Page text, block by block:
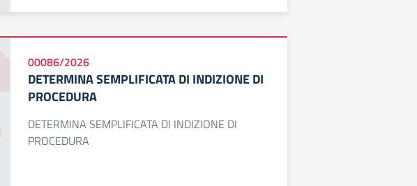
00086/2026
DETERMINA SEMPLIFICATA DI INDIZIONE DI
PROCEDURA
DETERMINA SEMPLIFICATA DI INDIZIONE DI
PROCEDURA